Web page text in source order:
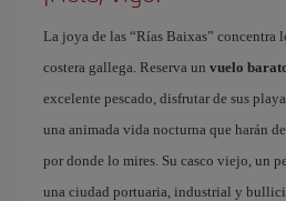
La joya de las “Rías Baixas” concentra
costera gallega. Reserva un vuelo
excelente pescado, disfrutar de sus
una animada vida nocturna que harán
por donde lo mires. Su casco viejo, un
una ciudad portuaria, industrial y